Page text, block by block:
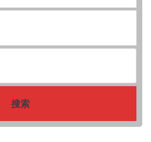
搜索